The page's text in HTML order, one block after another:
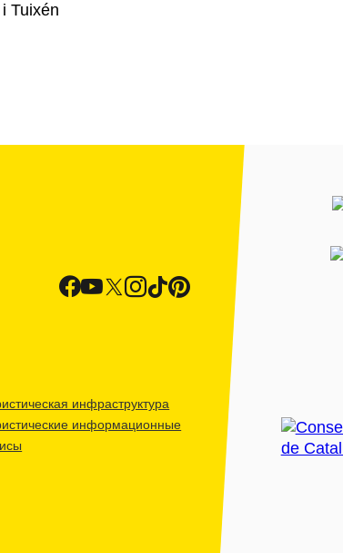
Tuixén
инфраструктура
информационные